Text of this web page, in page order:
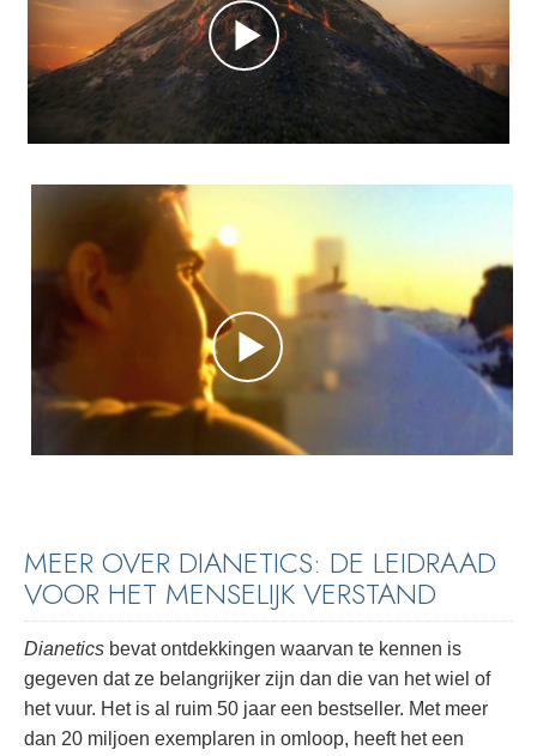
MEER OVER DIANETICS: DE LEIDRAAD
VOOR HET MENSELIJK VERSTAND
Dianetics bevat ontdekkingen waarvan te kennen is
gegeven dat ze belangrijker zijn dan die van het wiel of
het vuur. Het is al ruim 50 jaar een bestseller. Met meer
dan 20 miljoen exemplaren in omloop, heeft het een